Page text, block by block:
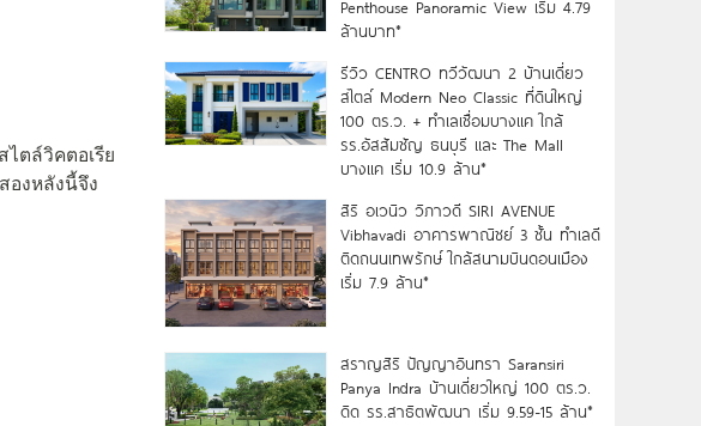
ตล์วิคตอเรีย
องหลังนี้จึง
Penthouse Panoramic View เริ่ม 4.79
ล้านบาท*
รีวิว CENTRO ทวีวัฒนา 2 บ้านเดี่ยว
สไตล์ Modern Neo Classic ที่ดินใหญ่
100 ตร.ว. + ทำเลเชื่อมบางแค ใกล้
รร.อัสสัมชัญ ธนบุรี และ The Mall
บางแค เริ่ม 10.9 ล้าน*
สิริ อเวนิว วิภาวดี SIRI AVENUE
Vibhavadi อาคารพาณิชย์ 3 ชั้น ทำเลดี
ติดถนนเทพรักษ์ ใกล้สนามบินดอนเมือง
เริ่ม 7.9 ล้าน*
สราญสิริ ปัญญาอินทรา Saransiri
Panya Indra บ้านเดี่ยวใหญ่ 100 ตร.ว.
ดิด รร.สาธิตพัฒนา เริ่ม 9.59-15 ล้าน*